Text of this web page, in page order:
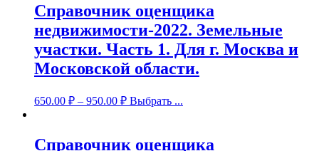
Справочник оценщика
недвижимости-2022. Земельные
участки. Часть 1. Для г. Москва и
Московской области.
650.00 ₽ – 950.00 ₽ Выбрать ...
Справочник оценщика